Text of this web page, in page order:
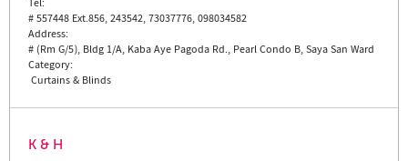
Tel:
# 557448 Ext.856, 243542, 73037776, 098034582
Address:
# (Rm G/5), Bldg 1/A, Kaba Aye Pagoda Rd., Pearl Condo B, Saya San Ward
Category:
Curtains & Blinds
K & H